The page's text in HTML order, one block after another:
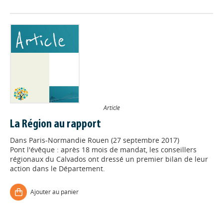
Article
La Région au rapport
Dans Paris-Normandie Rouen (27 septembre 2017)
Pont l'évêque : après 18 mois de mandat, les conseillers
régionaux du Calvados ont dressé un premier bilan de leur
action dans le Département.
Ajouter au panier